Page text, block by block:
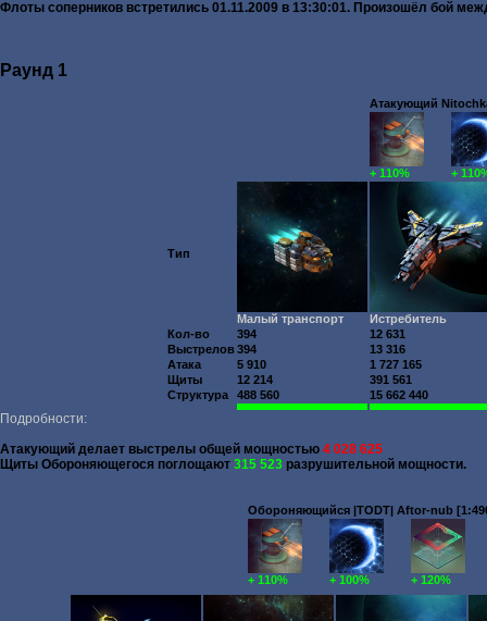
Флоты соперников встретились 01.11.2009 в 13:30:01. Произошёл бой
Раунд 1
Атакующий
+ 110% +
Тип
Малый транспорт
Истребитель
Кол-во
394
12 631
Выстрелов394
13 316
Атака
5 910
1 727 165
Щиты
12 214
391 561
Структура
488 560 15 662 440
Подробности:
Атакующий делает выстрелы общей мощностью 4 028 625
Щиты Обороняющегося поглощают 315 523 разрушительной мощности.
Обороняющийся |TODT| Aftor-nub
+ 110% + 100% + 120%